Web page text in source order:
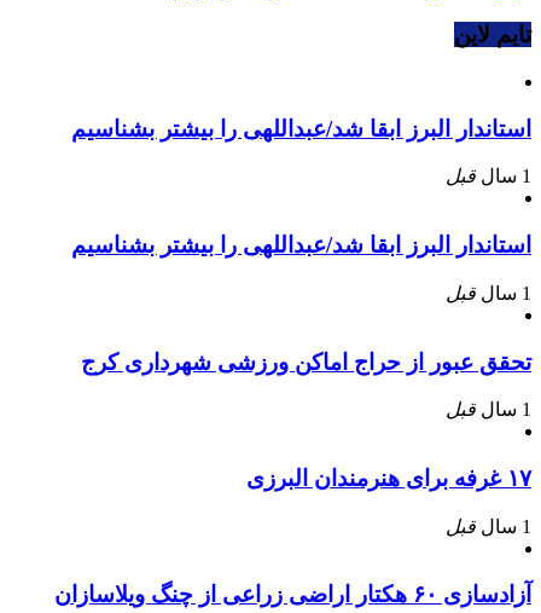
تایم لاین
استاندار البرز ابقا شد/عبداللهی را بیشتر بشناسیم
1 سال قبل
استاندار البرز ابقا شد/عبداللهی را بیشتر بشناسیم
1 سال قبل
تحقق عبور از حراج اماکن ورزشی شهرداری کرج
1 سال قبل
۱۷ غرفه برای هنرمندان البرزی
1 سال قبل
آزادسازی ۶۰ هکتار اراضی زراعی از چنگ ویلاسازان